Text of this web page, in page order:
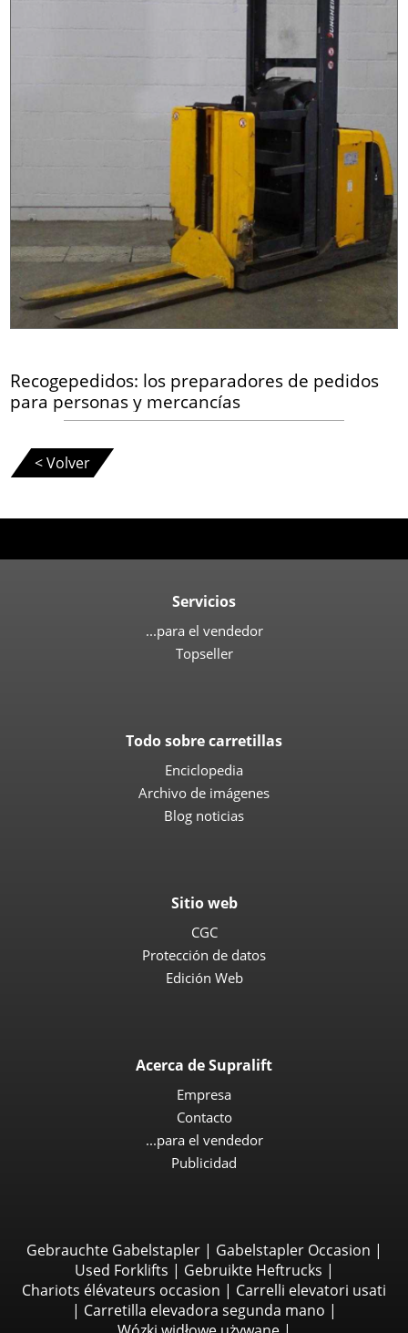
Recogepedidos: los preparadores de pedidos
para personas y mercancías
< Volver
Servicios
...para el vendedor
Topseller
Todo sobre carretillas
Enciclopedia
Archivo de imágenes
Blog noticias
Sitio web
CGC
Protección de datos
Edición Web
Acerca de Supralift
Empresa
Contacto
...para el vendedor
Publicidad
Gebrauchte Gabelstapler| Gabelstapler Occasion |
Used Forklifts | Gebruikte Heftrucks |
Chariots élévateurs occasion | Carrelli elevatori usati
| Carretilla elevadora segunda mano |